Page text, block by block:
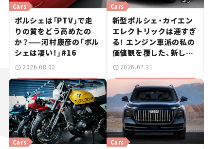
ポルシェは「PTV」で走
りの質をどう高めたの
か？——河村康彦の「ポル
シェは凄い！」#16
Cars
2026.08.02
新型ポルシェ・カイエン
エレクトリックは速すぎ
る！ エンジン車派の私の
価値観を覆した、新しい
ポルシェの走り。
Cars
2026.07.31
Cars Cars